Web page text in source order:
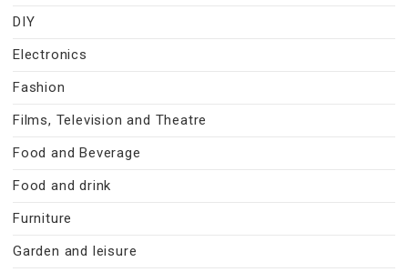
DIY
Electronics
Fashion
Films, Television and Theatre
Food and Beverage
Food and drink
Furniture
Garden and leisure